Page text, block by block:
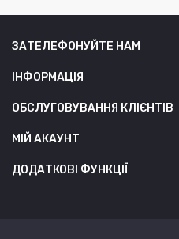
ЗАТЕЛЕФОНУЙТЕ НАМ
ІНФОРМАЦІЯ
ОБСЛУГОВУВАННЯ КЛІЄНТІВ
МІЙ АКАУНТ
ДОДАТКОВІ ФУНКЦІЇ